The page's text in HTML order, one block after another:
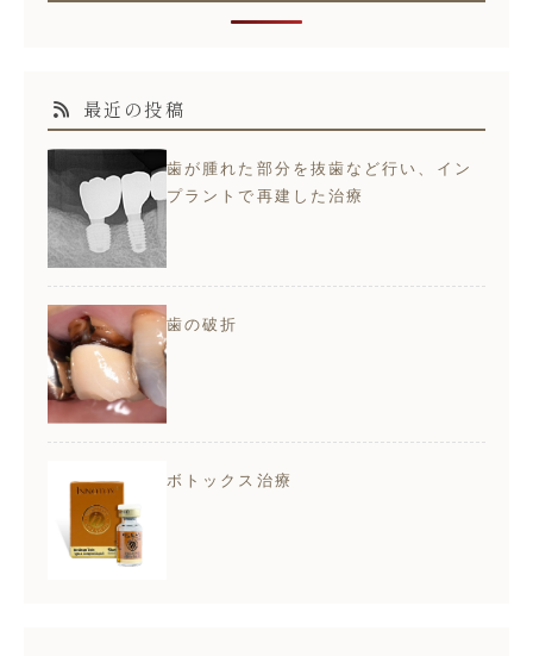
最近の投稿
歯が腫れた部分を抜歯など行い、イン
プラントで再建した治療
歯の破折
ボトックス治療